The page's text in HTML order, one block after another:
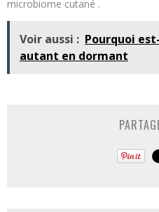
microbiome cutané .
Voir aussi : Pourquoi
autant en dormant